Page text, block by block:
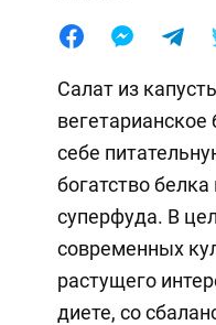
Салат из
себе
богатство
суперфуда. В
современных
растущего
диете, со